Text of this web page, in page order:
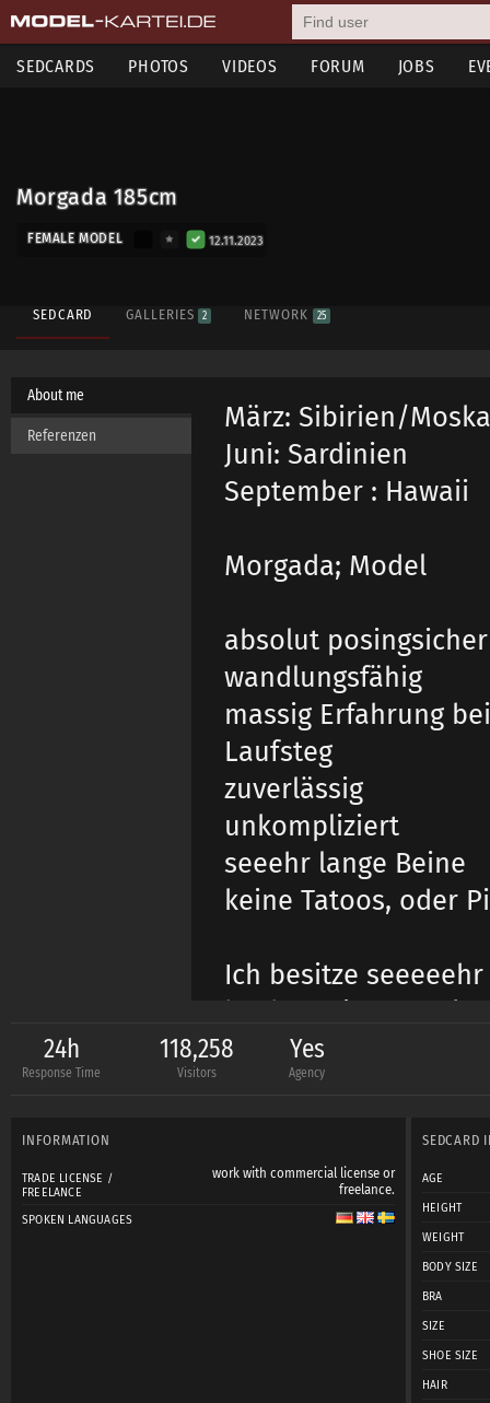
SEDCARDS PHOTOS VIDEOS FORUM JOBS
Morgada 185cm
FEMALE MODEL 12.11.2023
SEDCARD GALLERIES 2 NETWORK 25
About me
Referenzen
März: Sibirien/
Juni: Sardinien
September : Hawaii
Morgada; Model
absolut posingsicher
wandlungsfähig
massig Erfahrung
Laufsteg
zuverlässig
unkompliziert
seeehr lange Beine
keine Tatoos, oder
Ich besitze
hochwertigen Marke
tfp bei
Achso liebe
Bitte schreibt mich
seid, mir die
Zeitraum nach dem
24h
Response Time
118,258
Visitors
Yes
Agency
INFORMATION
TRADE LICENSE /
FREELANCE
work with commercial license or
freelance.
SPOKEN LANGUAGES
SEDCARD
AGE
HEIGHT
WEIGHT
BODY SIZE
BRA
SIZE
SHOE SIZE
HAIR